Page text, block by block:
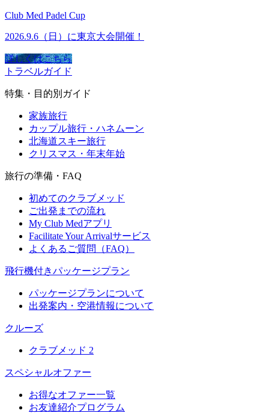
Club Med Padel Cup
2026.9.6（日）に東京大会開催！
詳しくはこちら
トラベルガイド
特集・目的別ガイド
家族旅行
カップル旅行・ハネムーン
北海道スキー旅行
クリスマス・年末年始
旅行の準備・FAQ
初めてのクラブメッド
ご出発までの流れ
My Club Medアプリ
Facilitate Your Arrivalサービス
よくあるご質問（FAQ）
飛行機付きパッケージプラン
パッケージプランについて
出発案内・空港情報について
クルーズ
クラブメッド 2
スペシャルオファー
お得なオファー一覧
お友達紹介プログラム